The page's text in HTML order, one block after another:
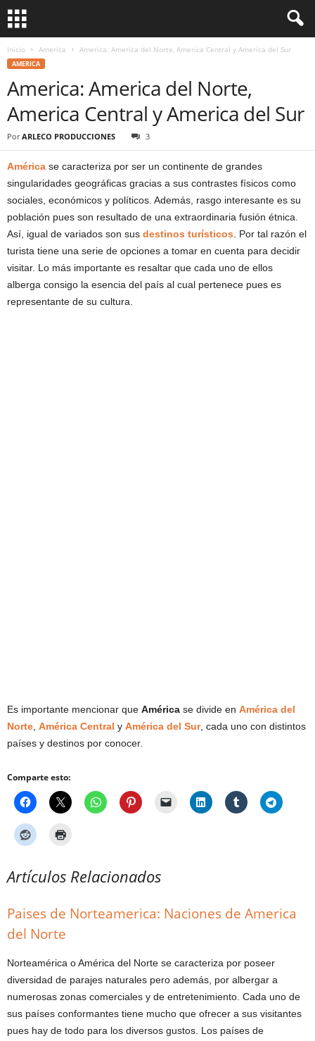
Inicio America America: America del Norte, America Central y America del Sur
AMERICA
America: America del Norte,
America Central y America del Sur
Por ARLECO PRODUCCIONES 3
América se caracteriza por ser un continente de grandes
singularidades geográficas gracias a sus contrastes físicos como
sociales, económicos y políticos. Además, rasgo interesante es su
población pues son resultado de una extraordinaria fusión étnica.
Así, igual de variados son sus destinos turísticos . Por tal razón el
turista tiene una serie de opciones a tomar en cuenta para decidir
visitar. Lo más importante es resaltar que cada uno de ellos
alberga consigo la esencia del país al cual pertenece pues es
representante de su cultura.
Es importante mencionar que América se divide en América del
Norte América Central y América del Sur, cada uno con distintos
países y destinos por conocer.
Comparte esto:
Artículos Relacionados
Paises de Norteamerica: Naciones de America
del Norte
Norteamérica o América del Norte se caracteriza por poseer
diversidad de parajes naturales pero además, por albergar a
numerosas zonas comerciales y de entretenimiento. Cada uno de
sus países conformantes tiene mucho que ofrecer a sus visitantes
pues hay de todo para los diversos gustos. Los países de